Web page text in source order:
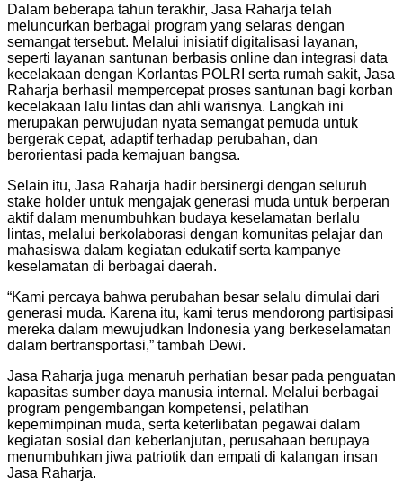
Dalam beberapa tahun terakhir, Jasa Raharja telah
meluncurkan berbagai program yang selaras dengan
semangat tersebut. Melalui inisiatif digitalisasi layanan,
seperti layanan santunan berbasis online dan integrasi data
kecelakaan dengan Korlantas POLRI serta rumah sakit, Jasa
Raharja berhasil mempercepat proses santunan bagi korban
kecelakaan lalu lintas dan ahli warisnya. Langkah ini
merupakan perwujudan nyata semangat pemuda untuk
bergerak cepat, adaptif terhadap perubahan, dan
berorientasi pada kemajuan bangsa.
Selain itu, Jasa Raharja hadir bersinergi dengan seluruh
stake holder untuk mengajak generasi muda untuk berperan
aktif dalam menumbuhkan budaya keselamatan berlalu
lintas, melalui berkolaborasi dengan komunitas pelajar dan
mahasiswa dalam kegiatan edukatif serta kampanye
keselamatan di berbagai daerah.
“Kami percaya bahwa perubahan besar selalu dimulai dari
generasi muda. Karena itu, kami terus mendorong partisipasi
mereka dalam mewujudkan Indonesia yang berkeselamatan
dalam bertransportasi,” tambah Dewi.
Jasa Raharja juga menaruh perhatian besar pada penguatan
kapasitas sumber daya manusia internal. Melalui berbagai
program pengembangan kompetensi, pelatihan
kepemimpinan muda, serta keterlibatan pegawai dalam
kegiatan sosial dan keberlanjutan, perusahaan berupaya
menumbuhkan jiwa patriotik dan empati di kalangan insan
Jasa Raharja.